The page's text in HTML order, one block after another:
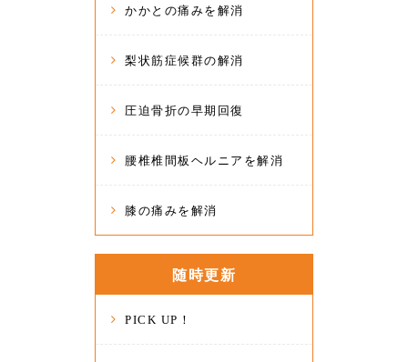
かかとの痛みを解消
梨状筋症候群の解消
圧迫骨折の早期回復
腰椎椎間板ヘルニアを解消
膝の痛みを解消
随時更新
PICK UP！